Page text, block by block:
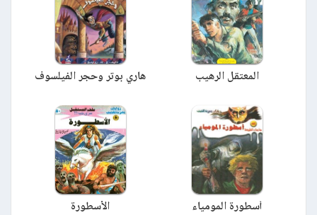
المعتقل الرهيب هاري بوتر وحجر الفيلسوف
أسطورة المومياء الأسطورة